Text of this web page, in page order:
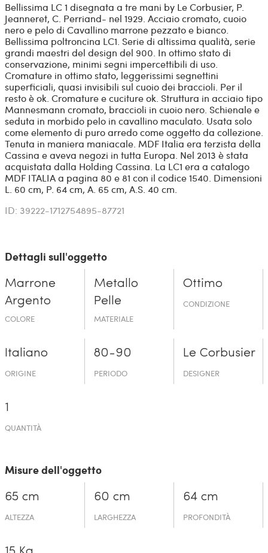
Bellissima LC 1 disegnata a tre mani by Le Corbusier, P.
Jeanneret, C. Perriand- nel 1929. Acciaio cromato, cuoio
nero e pelo di Cavallino marrone pezzato e bianco.
Bellissima poltroncina LC1. Serie di altissima qualità, serie
grandi maestri del design del 900. In ottimo stato di
conservazione, minimi segni impercettibili di uso.
Cromature in ottimo stato, leggerissimi segnettini
superficiali, quasi invisibili sul cuoio dei braccioli. Per il
resto è ok. Cromature e cuciture ok. Struttura in acciaio tipo
Mannesmann cromato, braccioli in cuoio nero. Schienale e
seduta in morbido pelo in cavallino maculato. Usata solo
come elemento di puro arredo come oggetto da collezione.
Tenuta in maniera maniacale. MDF Italia era terzista della
Cassina e aveva negozi in tutta Europa. Nel 2013 è stata
acquistata dalla Holding Cassina. La LC1 era a catalogo
MDF ITALIA a pagina 80 e 81 con il codice 1540. Dimensioni
L. 60 cm, P. 64 cm, A. 65 cm, A.S. 40 cm.
ID: 39222-1712754895-87721
Dettagli sull'oggetto
Marrone
Argento
COLORE
Metallo
Pelle
MATERIALE
Ottimo
CONDIZIONE
Italiano
ORIGINE
80-90
PERIODO
Le Corbusier
DESIGNER
1
QUANTITÀ
Misure dell'oggetto
65 cm
ALTEZZA
60 cm
LARGHEZZA
64 cm
PROFONDITÀ